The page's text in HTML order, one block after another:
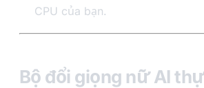
CPU của bạn.
Bộ đổi giọng nữ AI